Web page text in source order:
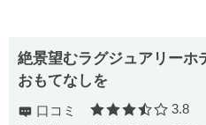
絶景望むラグジュアリー
おもてなしを
口コミ 口コ
3.8